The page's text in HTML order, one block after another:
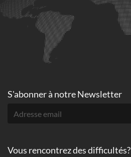
S'abonner à notre Newsletter
Vous rencontrez des difficultés?